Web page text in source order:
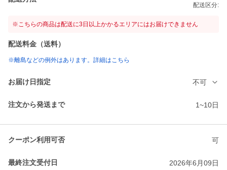
配送区分:
※こちらの商品は配送に3日以上かかるエリアにはお届けできません
配送料金（送料）
※離島などの例外はあります。詳細はこちら
お届け日指定 不可
注文から発送まで 1~10日
クーポン利用可否 可
最終注文受付日 2026年6月09日